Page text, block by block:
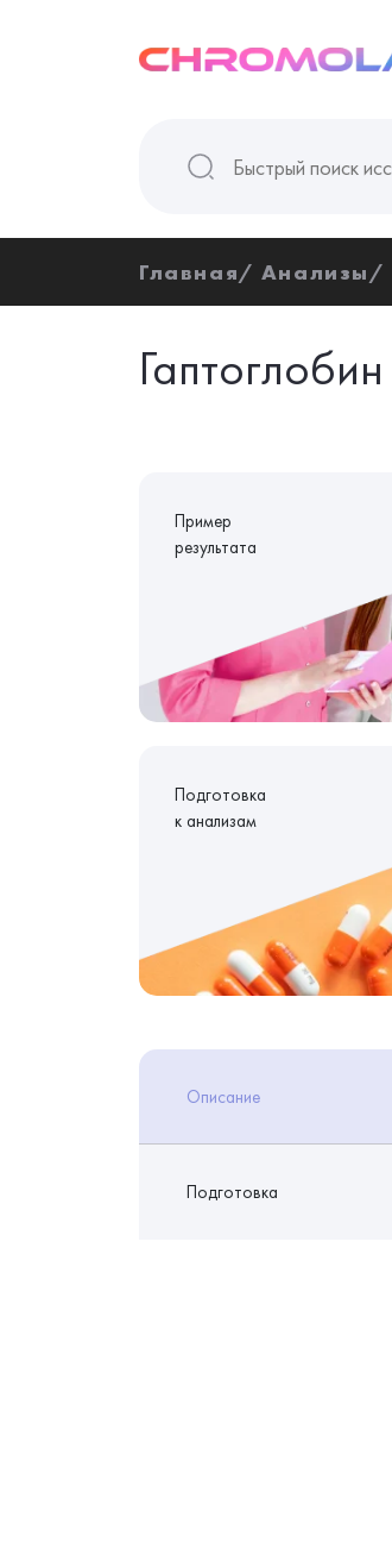
Главная Анализы
Гаптоглобин
Пример
результата
Подготовка
к анализам
Описание
Подготовка